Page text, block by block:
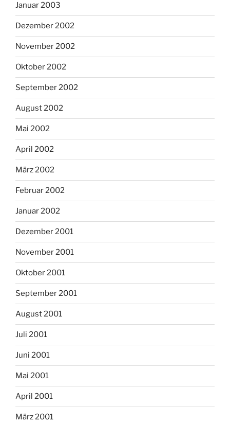
Januar 2003
Dezember 2002
November 2002
Oktober 2002
September 2002
August 2002
Mai 2002
April 2002
März 2002
Februar 2002
Januar 2002
Dezember 2001
November 2001
Oktober 2001
September 2001
August 2001
Juli 2001
Juni 2001
Mai 2001
April 2001
März 2001